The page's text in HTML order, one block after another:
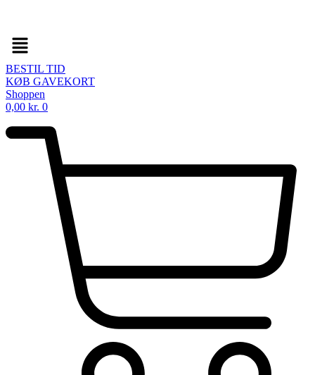
Menu
BESTIL TID
KØB GAVEKORT
Shoppen
0,00 kr. 0